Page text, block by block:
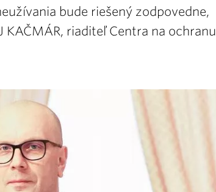
bude riešený zodpovedne,
KAČMÁR, riaditeľ Centra na ochranu